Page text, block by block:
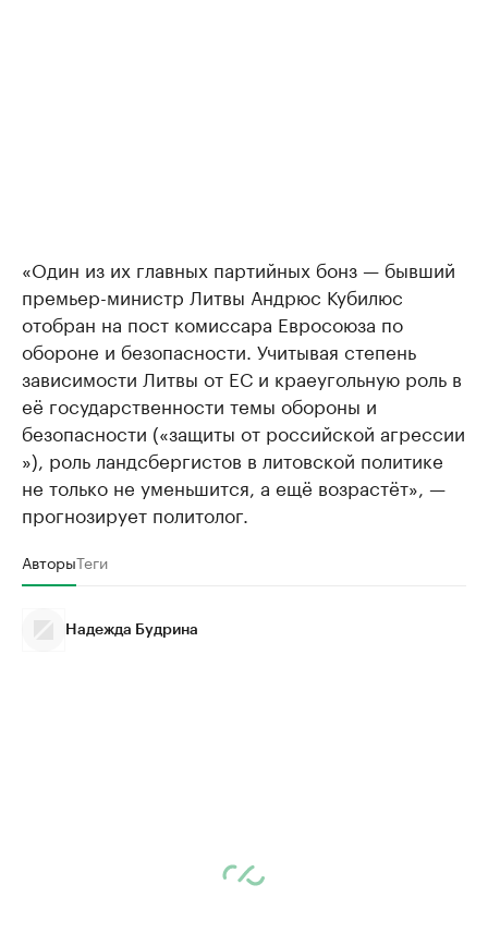
«Один из их главных партийных бонз — бывший
премьер-министр Литвы Андрюс Кубилюс
отобран на пост комиссара Евросоюза по
обороне и безопасности. Учитывая степень
зависимости Литвы от ЕС и краеугольную роль в
её государственности темы обороны и
безопасности («защиты от российской агрессии
»), роль ландсбергистов в литовской политике
не только не уменьшится, а ещё возрастёт», —
прогнозирует политолог.
АвторыТеги
Надежда Будрина